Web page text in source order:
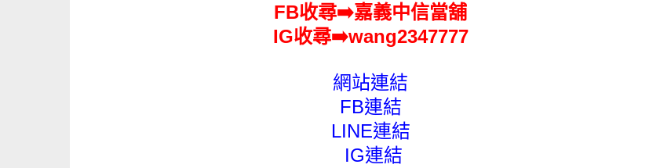
FB收尋➡️嘉義中信當舖
IG收尋➡️wang2347777
網站連結
FB連結
LINE連結
IG連結